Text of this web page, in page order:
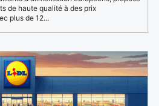
de haute qualité à des prix
plus de 12...